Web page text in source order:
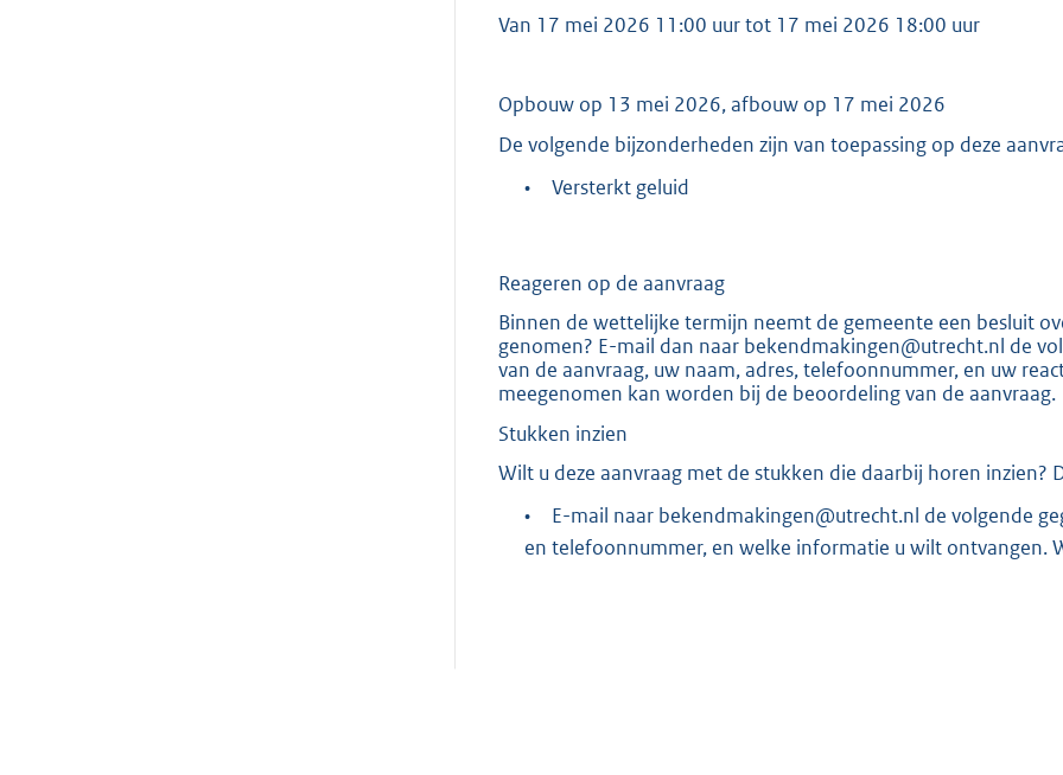
Van 17 mei 2026 11:00 uur tot 17 mei 2026 18:00 uur
Opbouw op 13 mei 2026, afbouw op 17 mei 2026
De volgende bijzonderheden zijn van toepassing op deze
•
Versterkt geluid
Reageren op de aanvraag
Binnen de wettelijke termijn neemt de gemeente een besluit
genomen? E-mail dan naar bekendmakingen@utrecht.nl de
van de aanvraag, uw naam, adres, telefoonnummer, en uw
meegenomen kan worden bij de beoordeling van de aanvraag.
Stukken inzien
Wilt u deze aanvraag met de stukken die daarbij horen inzien?
•
E-mail naar bekendmakingen@utrecht.nl de volgende
en telefoonnummer, en welke informatie u wilt ontvangen.